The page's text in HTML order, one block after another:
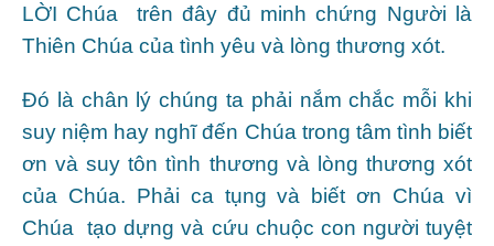
LỜI Chúa trên đây đủ minh chứng Người là
Thiên Chúa của tình yêu và lòng thương xót.
Đó là chân lý chúng ta phải nắm chắc mỗi khi
suy niệm hay nghĩ đến Chúa trong tâm tình biết
ơn và suy tôn tình thương và lòng thương xót
của Chúa. Phải ca tụng và biết ơn Chúa vì
Chúa tạo dựng và cứu chuộc con người tuyệt